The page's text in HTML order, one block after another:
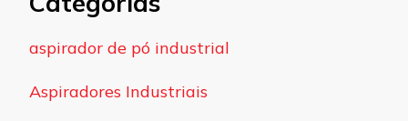
aspirador de pó industrial
Aspiradores Industriais